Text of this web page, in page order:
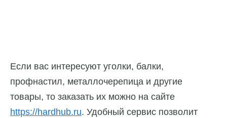
Если вас интересуют уголки, балки,
профнастил, металлочерепица и другие
товары, то заказать их можно на сайте
https://hardhub.ru. Удобный сервис позволит